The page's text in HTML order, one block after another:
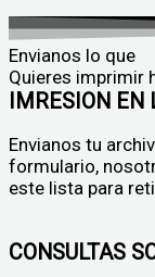
Envianos lo que
Quieres imprimir
IMRESION EN
Envianos tu
formulario,
este lista para
CONSULTAS